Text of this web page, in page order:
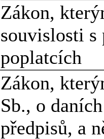
Zákon,
souvislosti s
poplatcích
Zákon,
Sb., o
předpisů, a